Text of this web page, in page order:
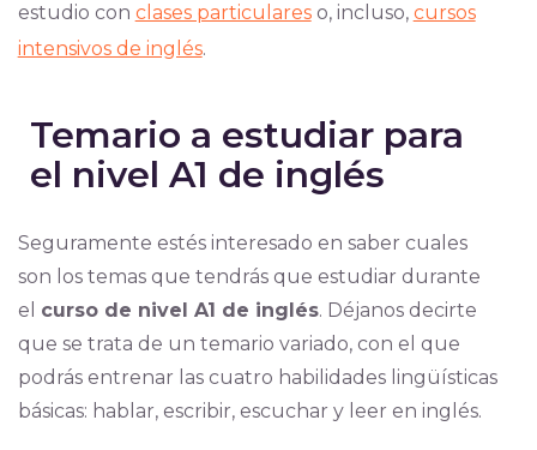
estudio con clases particulareso, incluso, cursos
intensivos de inglés.
Temario a estudiar para
el nivel A1 de inglés
Seguramente estés interesado en saber cuales
son los temas que tendrás que estudiar durante
el curso de nivel A1 de inglés. Déjanos decirte
que se trata de un temario variado, con el que
podrás entrenar las cuatro habilidades lingüísticas
básicas: hablar, escribir, escuchar y leer en inglés.